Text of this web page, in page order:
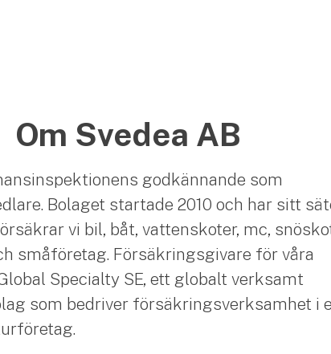
Om Svedea AB
godkännande som
Bolaget startade 2010 och har sitt
vi bil, båt, vattenskoter, mc,
småföretag. Försäkringsgivare för våra
Specialty SE, ett globalt verksamt
som bedriver försäkringsverksamhet i